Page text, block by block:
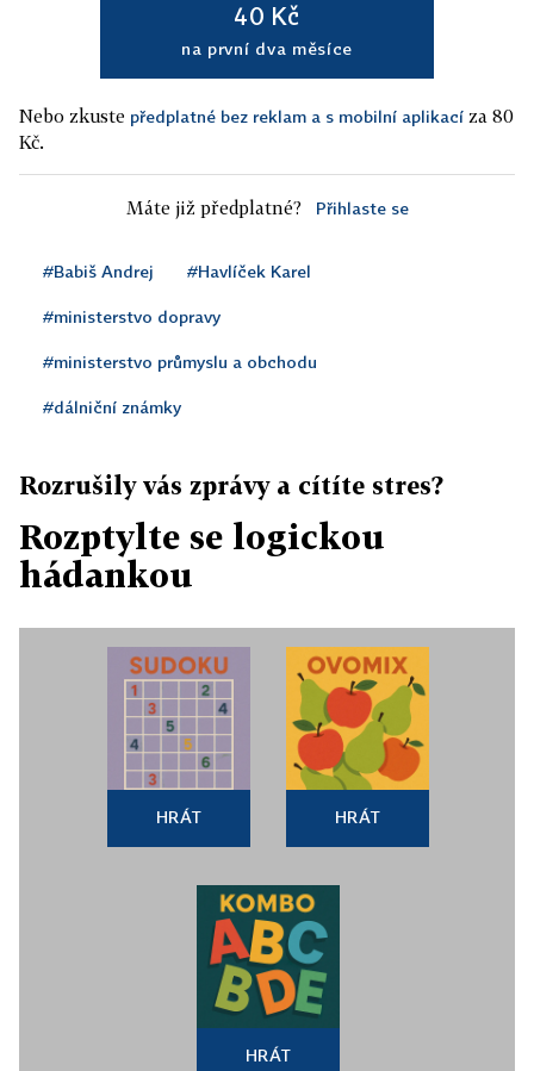
40 Kč
na první dva měsíce
Nebo zkuste předplatné bez reklam a s mobilní aplikací za 80
Kč.
Máte již předplatné? Přihlaste se
#Babiš Andrej #Havlíček Karel
#ministerstvo dopravy
#ministerstvo průmyslu a obchodu
#dálniční známky
Rozrušily vás zprávy a cítíte stres?
Rozptylte se logickou
hádankou
HRÁT HRÁT
HRÁT